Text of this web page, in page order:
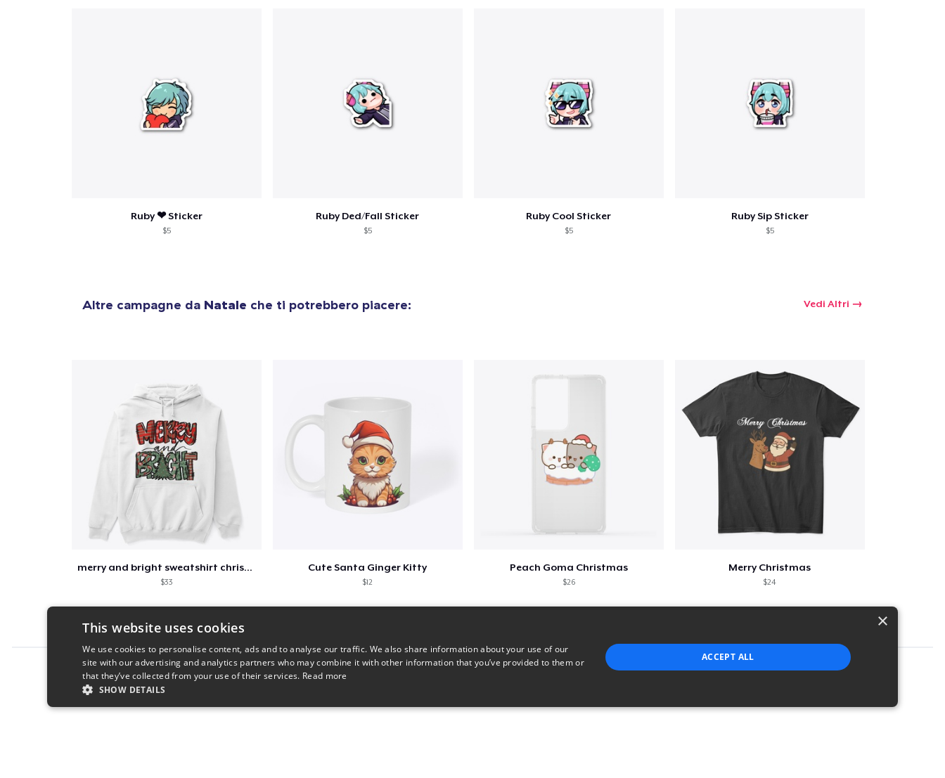
Ruby ❤︎ Sticker
$5
Ruby Ded/Fall Sticker
$5
Ruby Cool Sticker
$5
Ruby Sip Sticker
$5
Altre campagne da Natale che ti potrebbero piacere: Vedi Altri
merry and bright sweatshirt christmas
$33
Cute Santa Ginger Kitty
$12
Peach Goma Christmas
$26
Merry Christmas
$24
Report this product
×
This website uses cookies
We use cookies to personalise content, ads and to analyse our traffic. We also share information about your use of our
site with our advertising and analytics partners who may combine it with other information that you’ve provided to them or
that they’ve collected from your use of their services. Read more
SHOW DETAILS
ACCEPT ALL